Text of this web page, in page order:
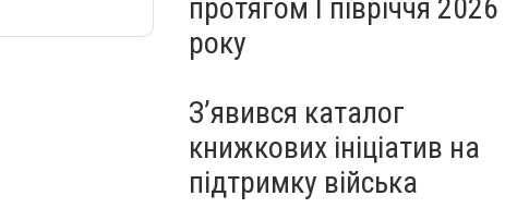
протягом I півріччя 2026
року
З’явився каталог
книжкових ініціатив на
підтримку війська